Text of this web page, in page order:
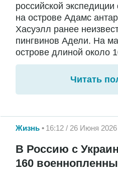
российской
на острове Адамс
Хасуэлл ранее
пингвинов Адели. На
острове длиной около
Читать
Жизнь 16:12 / 26 Июня 2026
В Россию с
160